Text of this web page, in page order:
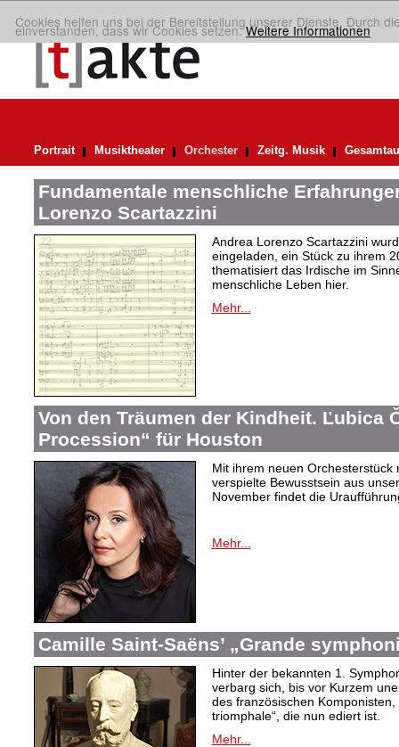
Cookies helfen uns bei der Bereitstellung unserer Dienste. Durch
einverstanden, dass wir Cookies setzen.Weitere Informationen
Portrait Musiktheater Orchester Zeitg. Musik
Fundamentale menschliche
Lorenzo Scartazzini
Andrea Lorenzo Scartazzini
eingeladen, ein Stück zu ihrem
thematisiert das Irdische im
menschliche Leben hier.
Mehr...
Von den Träumen der Kindheit. Ľubica
Procession“ für Houston
Mit ihrem neuen Orchesterstück
verspielte Bewusstsein aus
November findet die
Mehr...
Camille Saint-Saëns’ „Grande
Hinter der bekannten 1.
verbarg sich, bis vor Kurzem
des französischen
triomphale“, die nun ediert ist.
Mehr...